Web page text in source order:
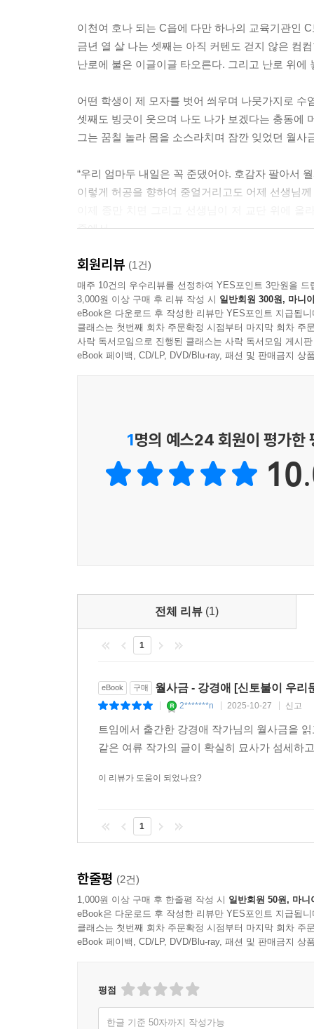
이천여 호나 되는 C읍에 다만 하나의 교육기관인
금년 열 살 나는 셋째는 아직 커텐도 걷지 않은 컴
난로에 불은 이글이글 타오른다. 그리고 난로 위
어떤 학생이 제 모자를 벗어 씌우며 나뭇가지로
셋째도 빙긋이 웃으며 나도 나가 보겠다는 충동에
그는 꿈칠 놀라 몸을 소스라치며 잠깐 잊었던 월
“우리 엄마두 내일은 꼭 준댔어야. 호감자 팔아서
이렇게 허공을 향하여 중얼거리고도 어제 선생님
중에서
회원리뷰 (1건)
매주 10건의 우수리뷰를 선정하여 YES포인트 3만원을 드
3,000원 이상 구매 후 리뷰 작성 시 일반회원 300원, 마니
eBook은 다운로드 후 작성한 리뷰만 YES포인트 지급됩니
클래스는 첫번째 회차 주문확정 시점부터 마지막 회차 주
사락 독서모임으로 진행된 클래스는 사락 독서모임 게시
eBook 페이백, CD/LP, DVD/Blu-ray, 패션 및 판매금지 상
1명의 예스24 회원이 평가한
전체 리뷰 (1)
1
eBook 구매 월사금 - 강경애 [신토불이 우리
2*******n 2025-10-27 신고
트임에서 출간한 강경애 작가님의 월사금을
같은 여류 작가의 글이 확실히 묘사가 섬세하
이 리뷰가 도움이 되었나요?
1
한줄평 (2건)
1,000원 이상 구매 후 한줄평 작성 시 일반회원 50원, 마니
eBook은 다운로드 후 작성한 리뷰만 YES포인트 지급됩니
클래스는 첫번째 회차 주문확정 시점부터 마지막 회차 주
eBook 페이백, CD/LP, DVD/Blu-ray, 패션 및 판매금지 상
평점
한글 기준 50자까지 작성가능